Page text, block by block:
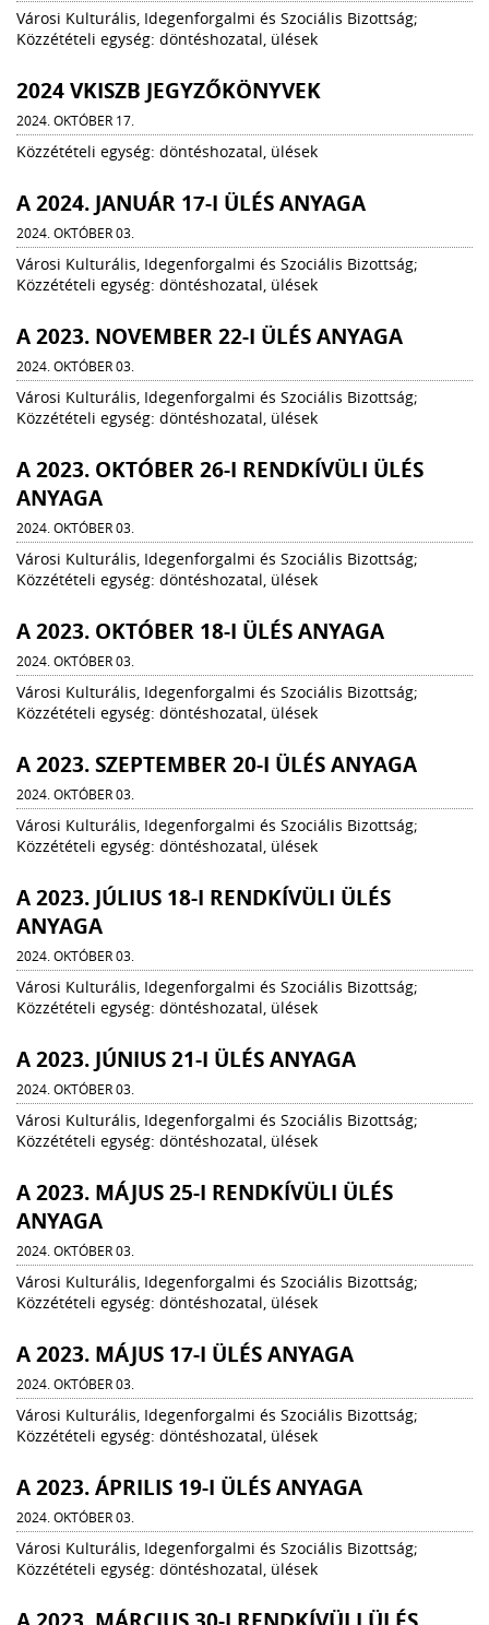
Városi Kulturális, Idegenforgalmi és Szociális Bizottság;
Közzétételi egység: döntéshozatal, ülések
2024 VKISZB JEGYZŐKÖNYVEK
2024. OKTÓBER 17.
Közzétételi egység: döntéshozatal, ülések
A 2024. JANUÁR 17-I ÜLÉS ANYAGA
2024. OKTÓBER 03.
Városi Kulturális, Idegenforgalmi és Szociális Bizottság;
Közzétételi egység: döntéshozatal, ülések
A 2023. NOVEMBER 22-I ÜLÉS ANYAGA
2024. OKTÓBER 03.
Városi Kulturális, Idegenforgalmi és Szociális Bizottság;
Közzétételi egység: döntéshozatal, ülések
A 2023. OKTÓBER 26-I RENDKÍVÜLI ÜLÉS
ANYAGA
2024. OKTÓBER 03.
Városi Kulturális, Idegenforgalmi és Szociális Bizottság;
Közzétételi egység: döntéshozatal, ülések
A 2023. OKTÓBER 18-I ÜLÉS ANYAGA
2024. OKTÓBER 03.
Városi Kulturális, Idegenforgalmi és Szociális Bizottság;
Közzétételi egység: döntéshozatal, ülések
A 2023. SZEPTEMBER 20-I ÜLÉS ANYAGA
2024. OKTÓBER 03.
Városi Kulturális, Idegenforgalmi és Szociális Bizottság;
Közzétételi egység: döntéshozatal, ülések
A 2023. JÚLIUS 18-I RENDKÍVÜLI ÜLÉS
ANYAGA
2024. OKTÓBER 03.
Városi Kulturális, Idegenforgalmi és Szociális Bizottság;
Közzétételi egység: döntéshozatal, ülések
A 2023. JÚNIUS 21-I ÜLÉS ANYAGA
2024. OKTÓBER 03.
Városi Kulturális, Idegenforgalmi és Szociális Bizottság;
Közzétételi egység: döntéshozatal, ülések
A 2023. MÁJUS 25-I RENDKÍVÜLI ÜLÉS
ANYAGA
2024. OKTÓBER 03.
Városi Kulturális, Idegenforgalmi és Szociális Bizottság;
Közzétételi egység: döntéshozatal, ülések
A 2023. MÁJUS 17-I ÜLÉS ANYAGA
2024. OKTÓBER 03.
Városi Kulturális, Idegenforgalmi és Szociális Bizottság;
Közzétételi egység: döntéshozatal, ülések
A 2023. ÁPRILIS 19-I ÜLÉS ANYAGA
2024. OKTÓBER 03.
Városi Kulturális, Idegenforgalmi és Szociális Bizottság;
Közzétételi egység: döntéshozatal, ülések